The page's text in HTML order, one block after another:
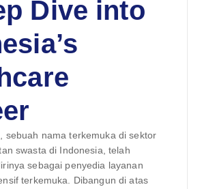
Dive into
sebuah nama terkemuka di sektor
swasta di Indonesia, telah
sebagai penyedia layanan
terkemuka. Dibangun di atas